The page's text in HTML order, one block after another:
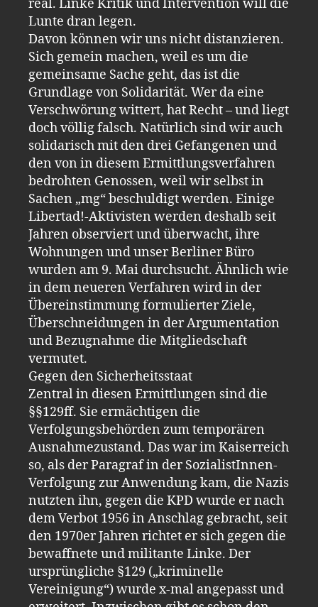
real. Linke Kritik und Intervention will die
Lunte dran legen.
Davon können wir uns nicht distanzieren.
Sich gemein machen, weil es um die
gemeinsame Sache geht, das ist die
Grundlage von Solidarität. Wer da eine
Verschwörung wittert, hat Recht – und liegt
doch völlig falsch. Natürlich sind wir auch
solidarisch mit den drei Gefangenen und
den von in diesem Ermittlungsverfahren
bedrohten Genossen, weil wir selbst in
Sachen „mg“ beschuldigt werden. Einige
Libertad!-Aktivisten werden deshalb seit
Jahren observiert und überwacht, ihre
Wohnungen und unser Berliner Büro
wurden am 9. Mai durchsucht. Ähnlich wie
in dem neueren Verfahren wird in der
Übereinstimmung formulierter Ziele,
Überschneidungen in der Argumentation
und Bezugnahme die Mitgliedschaft
vermutet.
Gegen den Sicherheitsstaat
Zentral in diesen Ermittlungen sind die
§§129ff. Sie ermächtigen die
Verfolgungsbehörden zum temporären
Ausnahmezustand. Das war im Kaiserreich
so, als der Paragraf in der SozialistInnen-
Verfolgung zur Anwendung kam, die Nazis
nutzten ihn, gegen die KPD wurde er nach
dem Verbot 1956 in Anschlag gebracht, seit
den 1970er Jahren richtet er sich gegen die
bewaffnete und militante Linke. Der
ursprüngliche §129 („kriminelle
Vereinigung“) wurde x-mal angepasst und